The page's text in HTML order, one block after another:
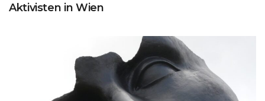
Aktivisten in Wien